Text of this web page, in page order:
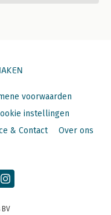
voorwaarden
instellingen
& Contact Over ons